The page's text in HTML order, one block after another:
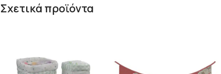
Σχετικά προϊόντα